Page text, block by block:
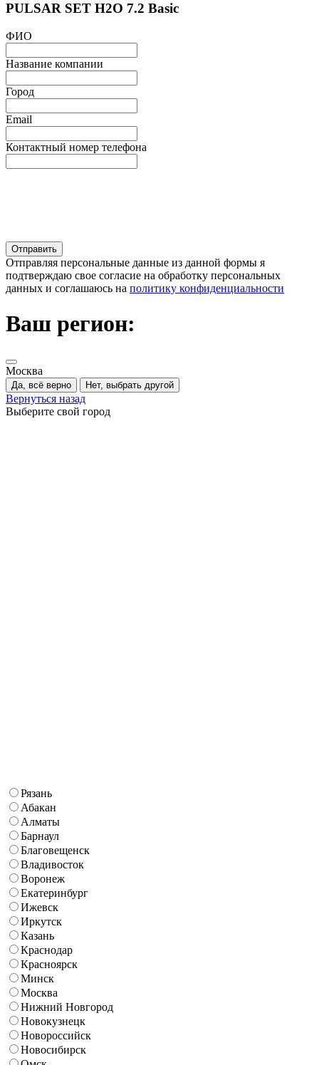
PULSAR SET H2O 7.2 Basic
ФИО
Название компании
Город
Email
Контактный номер телефона
Отправляя персональные данные из данной формы я
подтверждаю свое согласие на обработку персональных
данных и соглашаюсь на политику конфиденциальности
Ваш регион:
Москва
Да, всё верно Нет, выбрать другой
Вернуться назад
Выберите свой город
Рязань
Абакан
Алматы
Барнаул
Благовещенск
Владивосток
Воронеж
Екатеринбург
Ижевск
Иркутск
Казань
Краснодар
Красноярск
Минск
Москва
Нижний Новгород
Новокузнецк
Новороссийск
Новосибирск